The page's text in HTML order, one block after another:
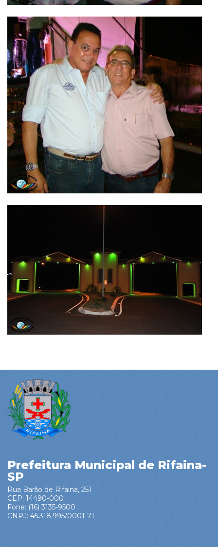
Prefeitura Municipal de Rifaina-
SP
Rua Barão de Rifaina, 251
CEP: 14490-000
Fone: (16) 3135-9500
CNPJ: 45.318.995/0001-71